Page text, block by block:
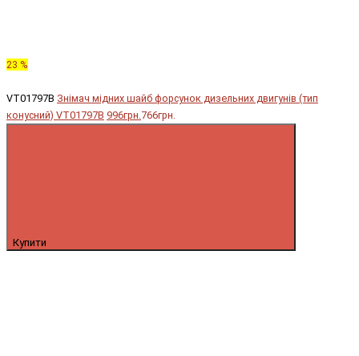
23 %
VT01797B Знімач мідних шайб форсунок дизельних двигунів (тип
конусний) VT01797B 996грн.766грн.
Купити